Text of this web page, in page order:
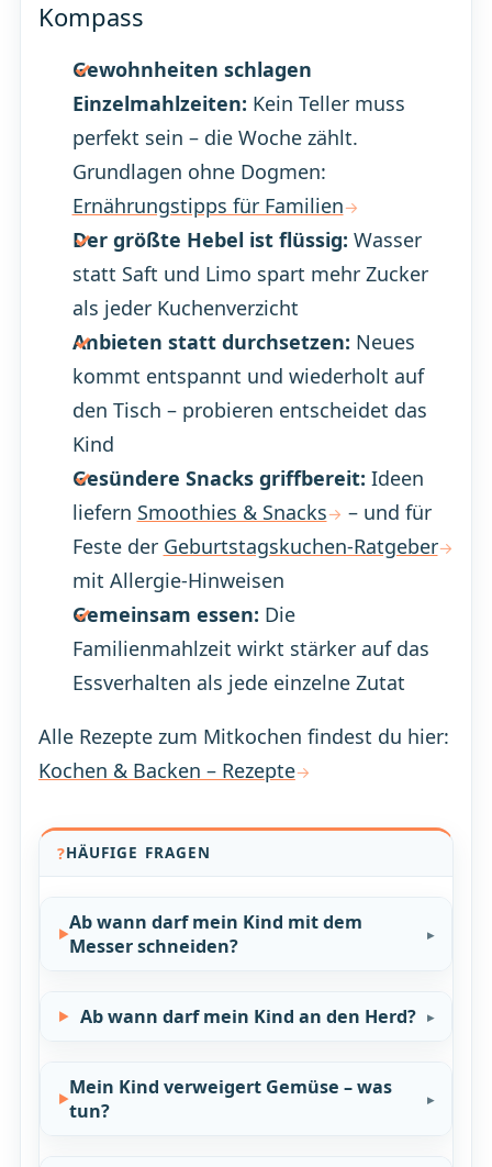
Kompass
Gewohnheiten schlagen
Einzelmahlzeiten: Kein Teller muss
perfekt sein – die Woche zählt.
Grundlagen ohne Dogmen:
Ernährungstipps für Familien
Der größte Hebel ist flüssig: Wasser
statt Saft und Limo spart mehr Zucker
als jeder Kuchenverzicht
Anbieten statt durchsetzen: Neues
kommt entspannt und wiederholt auf
den Tisch – probieren entscheidet das
Kind
Gesündere Snacks griffbereit: Ideen
liefern Smoothies & Snacks
– und für
Feste der Geburtstagskuchen-Ratgeber
mit Allergie-Hinweisen
Gemeinsam essen: Die
Familienmahlzeit wirkt stärker auf das
Essverhalten als jede einzelne Zutat
Alle Rezepte zum Mitkochen findest du hier:
Kochen & Backen – Rezepte
HÄUFIGE FRAGEN
Ab wann darf mein Kind mit dem
Messer schneiden?
Ab wann darf mein Kind an den Herd?
Mein Kind verweigert Gemüse – was
tun?